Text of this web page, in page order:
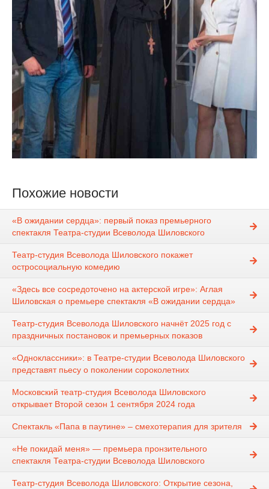
Похожие новости
«В ожидании сердца»: первый показ премьерного
спектакля Театра-студии Всеволода Шиловского
Театр-студия Всеволода Шиловского покажет
остросоциальную комедию
«Здесь все сосредоточено на актерской игре»: Аглая
Шиловская о премьере спектакля «В ожидании сердца»
Театр-студия Всеволода Шиловского начнёт 2025 год с
праздничных постановок и премьерных показов
«Одноклассники»: в Театре-студии Всеволода Шиловского
представят пьесу о поколении сороколетних
Московский театр-студия Всеволода Шиловского
открывает Второй сезон 1 сентября 2024 года
Спектакль «Папа в паутине» – смехотерапия для зрителя
«Не покидай меня» — премьера пронзительного
спектакля Театра-студии Всеволода Шиловского
Театр-студия Всеволода Шиловского: Открытие сезона,